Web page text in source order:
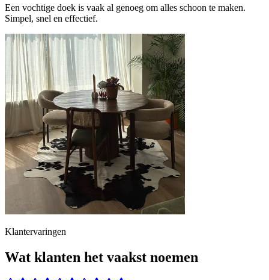
Een vochtige doek is vaak al genoeg om alles schoon te maken.
Simpel, snel en effectief.
Klantervaringen
Wat klanten het vaakst noemen